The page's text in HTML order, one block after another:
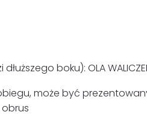
boku): OLA
może być